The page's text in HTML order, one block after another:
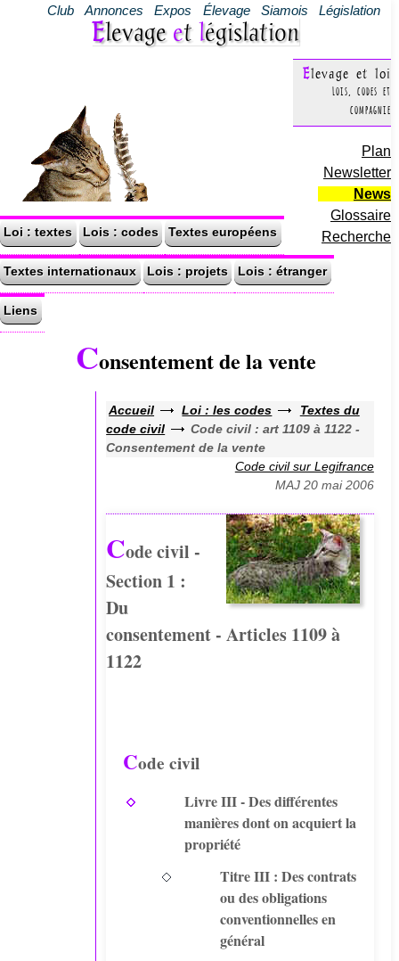
Club Annonces Expos Élevage Siamois Législation
Elevage et législation
Elevage et loi
Lois, codes et
compagnie
Plan
Newsletter
News
Glossaire
Recherche
Loi : textes Lois : codes Textes européens
Textes internationaux Lois : projets Lois : étranger
Liens
Consentement de la vente
Accueil Loi : les codes
Textes du
code civil
Code civil : art 1109 à 1122 -
Consentement de la vente
Code civil sur Legifrance
MAJ 20 mai 2006
Code civil -
Section 1 :
Du
consentement - Articles 1109 à
1122
Code civil
Livre III - Des différentes
manières dont on acquiert la
propriété
Titre III : Des contrats
ou des obligations
conventionnelles en
général